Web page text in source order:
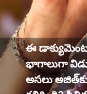
ఈ
భాగాలుగా
అసలు